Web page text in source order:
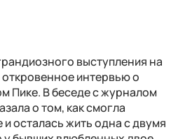
выступления на
интервью о
Пике. В беседе с журналом
о том, как смогла
осталась жить одна с двумя